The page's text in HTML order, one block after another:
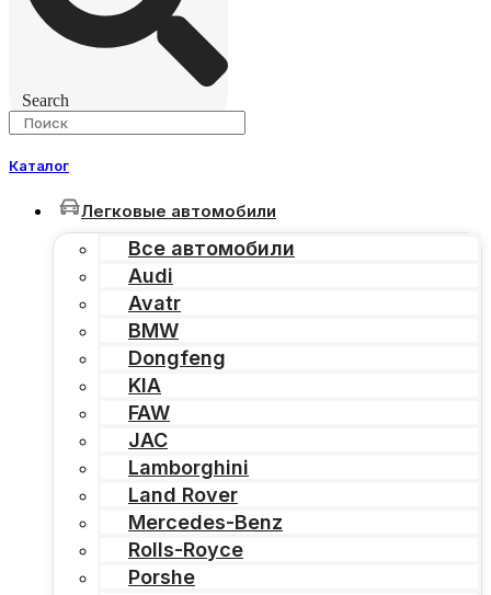
Search
Каталог
Легковые автомобили
Все автомобили
Audi
Avatr
BMW
Dongfeng
KIA
FAW
JAC
Lamborghini
Land Rover
Mercedes-Benz
Rolls-Royce
Porshe